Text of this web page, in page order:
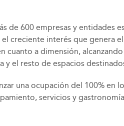
de 600 empresas y entidades
creciente interés que
cuanto a dimensión,
el resto de espacios
una ocupación del 100%
servicios y